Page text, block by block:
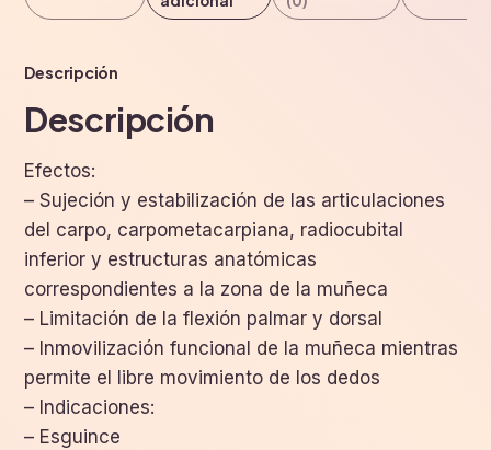
Descripción
Descripción
Efectos:
– Sujeción y estabilización de las articulaciones
del carpo, carpometacarpiana, radiocubital
inferior y estructuras anatómicas
correspondientes a la zona de la muñeca
– Limitación de la flexión palmar y dorsal
– Inmovilización funcional de la muñeca mientras
permite el libre movimiento de los dedos
– Indicaciones:
– Esguince